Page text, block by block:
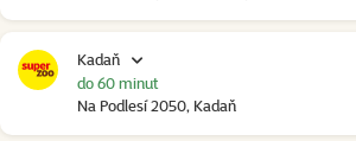
Kadaň
Na Podlesí 2050, Kadaň
do 60 minut